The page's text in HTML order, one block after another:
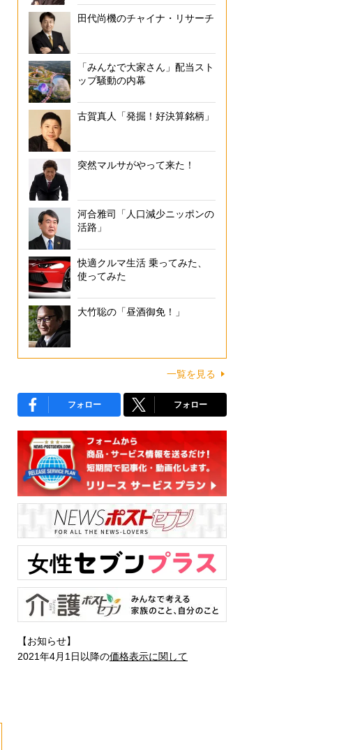
田代尚機のチャイナ・リサーチ
「みんなで大家さん」配当スト
ップ騒動の内幕
古賀真人「発掘！好決算銘柄」
突然マルサがやって来た！
河合雅司「人口減少ニッポンの
活路」
快適クルマ生活 乗ってみた、
使ってみた
大竹聡の「昼酒御免！」
一覧を見る
フォロー フォロー
【お知らせ】
2021年4月1日以降の価格表示に関して